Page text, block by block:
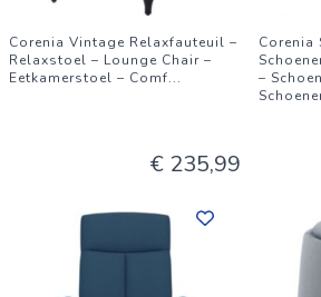
Corenia Vintage Relaxfauteuil –
Relaxstoel – Lounge Chair –
Eetkamerstoel – Comf...
€ 235,99
Corenia
–